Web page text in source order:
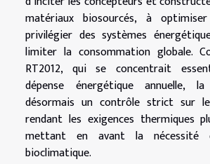
matériaux biosourcés, à
privilégier des systèmes
limiter la consommation globale.
RT2012, qui se concentrait
dépense énergétique annuelle,
désormais un contrôle strict sur
rendant les exigences thermiques
mettant en avant la nécessité
bioclimatique.